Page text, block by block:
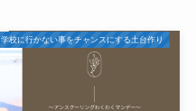
学校に行かない事をチャンスにする土台作り